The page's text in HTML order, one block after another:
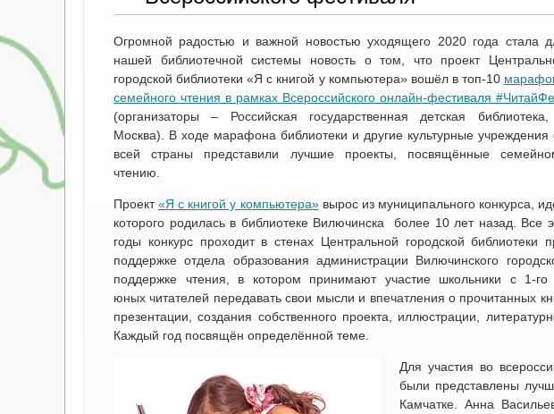
Огромной радостью и важной новостью уходящего 2020 года стала
нашей библиотечной системы новость о том, что проект
городской библиотеки «Я с книгой у компьютера» вошёл в топ-10
семейного чтения в рамках Всероссийского онлайн-фестиваля
(организаторы – Российская государственная детская библиотека,
Москва). В ходе марафона библиотеки и другие культурные учреждения
всей страны представили лучшие проекты, посвящённые
чтению.
Проект«Я с книгой у компьютера»вырос из муниципального конкурса,
которого родилась в библиотеке Вилючинска более 10 лет назад. Все
годы конкурс проходит в стенах Центральной городской библиотеки
поддержке отдела образования администрации Вилючинского
поддержке чтения, в котором принимают участие школьники с 1-
юных читателей передавать свои мысли и впечатления о прочитанных
презентации, создания собственного проекта, иллюстрации,
Каждый год посвящён определённой теме.
Для участия во
были представлены
Камчатке. Анна